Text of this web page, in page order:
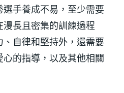
手養成不易，至少需要
長且密集的訓練過程
自律和堅持外，還需要
的指導，以及其他相關